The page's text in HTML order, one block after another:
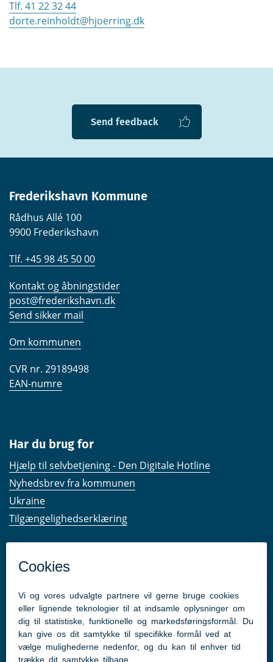
Tlf. 41 22 32 44
dorte.reinholdt@hjoerring.dk
Send feedback
Frederikshavn Kommune
Rådhus Allé 100
9900 Frederikshavn
Tlf. +45 98 45 50 00
Kontakt og åbningstider
post@frederikshavn.dk
Send sikker mail
Om kommunen
CVR nr. 29189498
EAN-numre
Har du brug for
Hjælp til selvbetjening - Den Digitale Hotline
Nyhedsbrev fra kommunen
Ukraine
Tilgængelighedserklæring
Følg os på Facebook
Pressekontakt